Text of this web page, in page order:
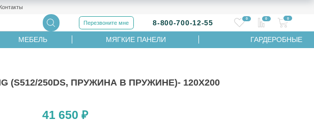
Контакты
Перезвоните мне 8-800-700-12-55
0 0 0
МЕБЕЛЬ МЯГКИЕ ПАНЕЛИ ГАРДЕРОБНЫЕ
(S512/250DS, ПРУЖИНА В ПРУЖИНЕ)- 120Х200
41 650 ₽